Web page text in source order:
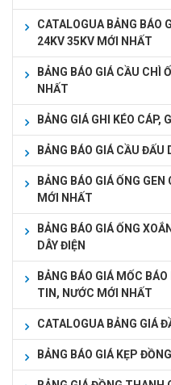
CATALOGUA BẢNG BÁO
24KV 35KV MỚI NHẤT
BẢNG BÁO GIÁ CẦU CHÌ
NHẤT
BẢNG GIÁ GHI KÉO CÁP,
BẢNG BÁO GIÁ CẦU
BẢNG BÁO GIÁ ỐNG
MỚI NHẤT
BẢNG BÁO GIÁ ỐNG
DÂY ĐIỆN
BẢNG BÁO GIÁ MỐC
TIN, NƯỚC MỚI NHẤT
CATALOGUA BẢNG GIÁ
BẢNG BÁO GIÁ KẸP